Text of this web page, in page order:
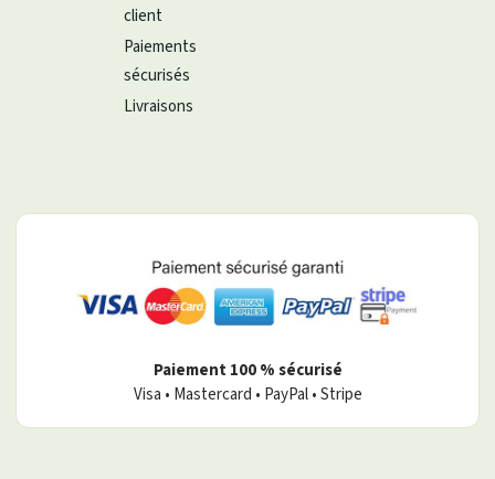
client
Paiements
sécurisés
Livraisons
Paiement 100 % sécurisé
Visa • Mastercard • PayPal • Stripe